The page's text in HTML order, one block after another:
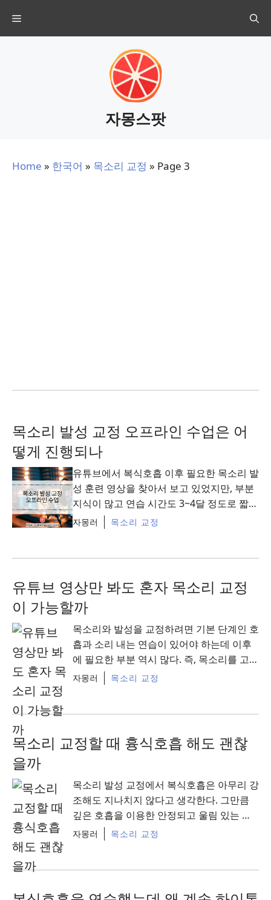
content
Menu
자몽스팟
Home » 한국어 » 목소리 교정 » Page 3
목소리 발성 교정 오프라인 수업은 어
떻게 진행되나
유튜브에서 복식호흡 이후 필요한 목소리 발
성 훈련 영상을 찾아서 보고 있었지만, 부분
지식이 많고 연습 시간도 3~4달 정도로 짧아
서 아직 이렇다 할 목소리 개선 효과는 ...
Read More
자몽러 목소리 교정
유튜브 영상만 봐도 혼자 목소리 교정
이 가능할까
목소리와 발성을 교정하려면 기본 단계인 호
흡과 소리 내는 연습이 있어야 하는데 이후
에 필요한 부분 역시 많다. 즉, 목소리를 고친
다는 것 자체가 더 좋은 소리를 내서 ...
자몽러 목소리 교정
목소리 교정할 때 흉식호흡 해도 괜찮
을까
목소리 발성 교정에서 복식호흡은 아무리 강
조해도 지나치지 않다고 생각한다. 그만큼
깊은 호흡을 이용한 안정되고 울림 있는 발
성의 가장 기본이기 때문에 목소리를 좋게
바꾸려면 배로 호흡하는 ...
자몽러 목소리 교정